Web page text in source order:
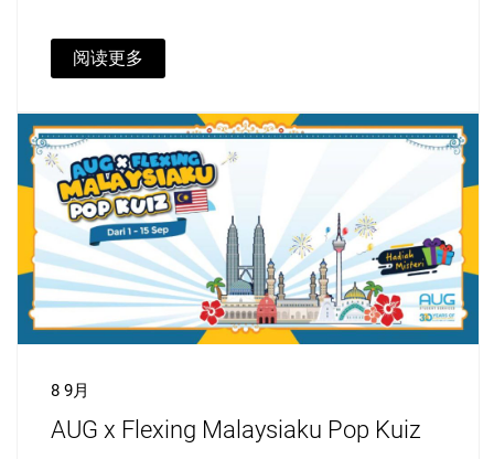
阅读更多
8 9月
AUG x Flexing Malaysiaku Pop Kuiz